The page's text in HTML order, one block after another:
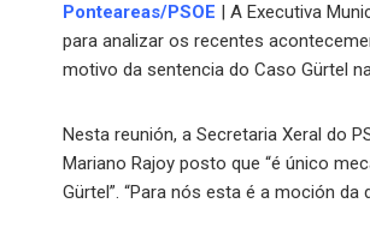
Ponteareas/PSOE | A Executiva
para analizar os recentes
motivo da sentencia do Caso Gürtel
Nesta reunión, a Secretaria Xeral do
Mariano Rajoy posto que “é único
Gürtel”. “Para nós esta é a moción